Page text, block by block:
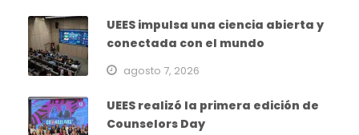
UEES impulsa una ciencia abierta y
conectada con el mundo
agosto 7, 2026
UEES realizó la primera edición de
Counselors Day